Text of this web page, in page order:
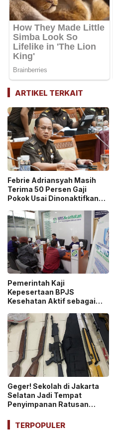
ARTIKEL TERKAIT
Febrie Adriansyah Masih
Terima 50 Persen Gaji
Pokok Usai Dinonaktifkan
ASN Dihentikan!
Pemerintah Kaji
Kepesertaan BPJS
Kesehatan Aktif sebagai
hingga SIM!
Geger! Sekolah di Jakarta
Selatan Jadi Tempat
Penyimpanan Ratusan
Pemilik
TERPOPULER